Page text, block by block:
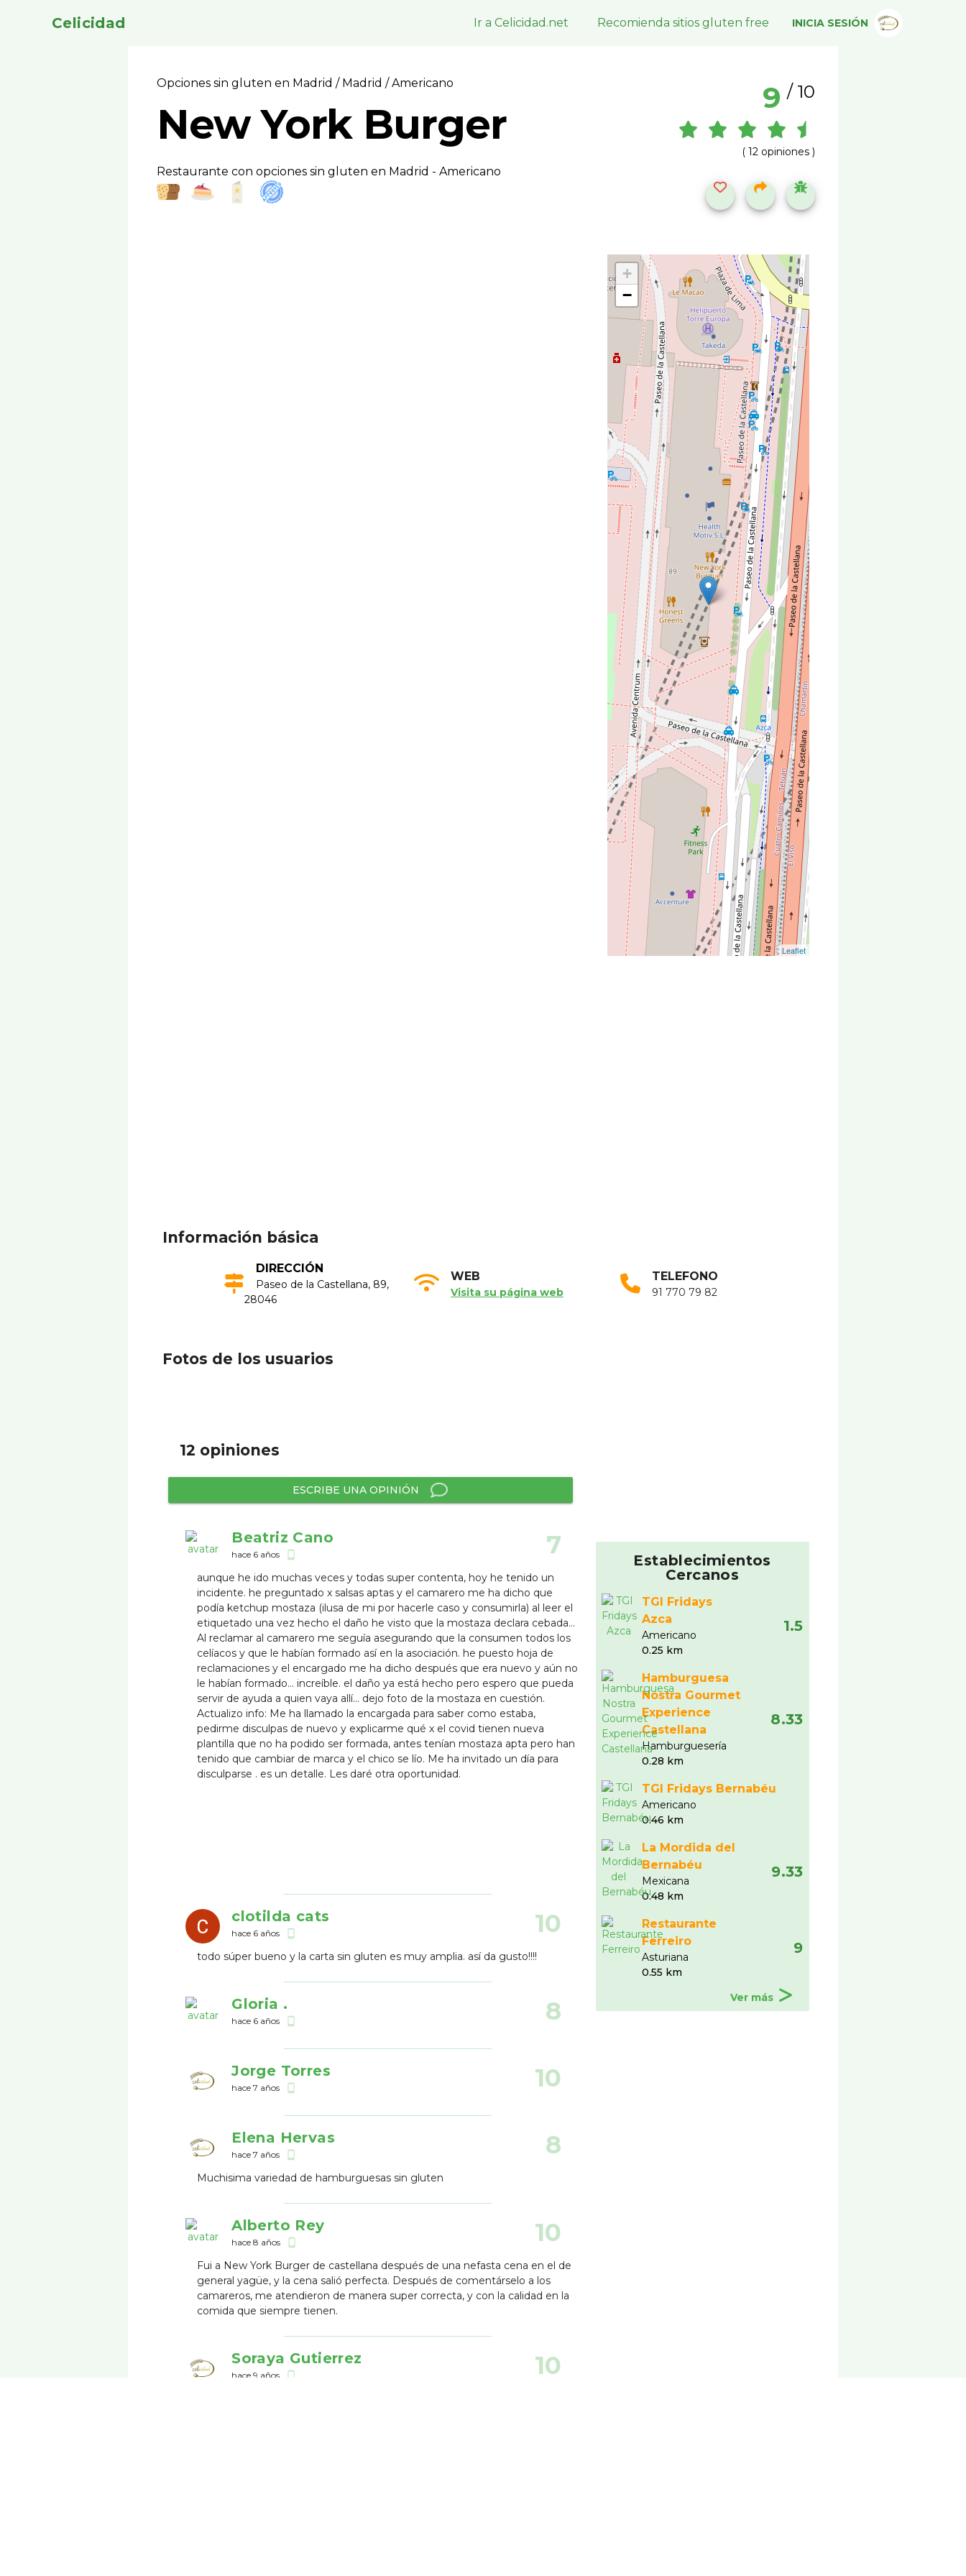
Celicidad Ir a Celicidad.net Recomienda sitios gluten free INICIA SESIÓN
Opciones sin gluten en Madrid/ Madrid / Americano
New York Burger
Restaurante con opciones sin gluten en Madrid - Americano
9 / 10
( 12 opiniones )
+
−
Leaflet
Información básica
DIRECCIÓN
Paseo de la Castellana, 89,
28046
WEB
Visita su página web
TELEFONO
91 770 79 82
Fotos de los usuarios
12 opiniones
ESCRIBE UNA OPINIÓN
Beatriz Cano
hace 6 años phone_android 7
aunque he ido muchas veces y todas super contenta, hoy he tenido un
incidente. he preguntado x salsas aptas y el camarero me ha dicho que
podía ketchup mostaza (ilusa de mi por hacerle caso y consumirla) al leer el
etiquetado una vez hecho el daño he visto que la mostaza declara cebada...
Al reclamar al camarero me seguía asegurando que la consumen todos los
celíacos y que le habían formado así en la asociación. he puesto hoja de
reclamaciones y el encargado me ha dicho después que era nuevo y aún no
le habían formado... increíble. el daño ya está hecho pero espero que pueda
servir de ayuda a quien vaya allí... dejo foto de la mostaza en cuestión.
Actualizo info: Me ha llamado la encargada para saber como estaba,
pedirme disculpas de nuevo y explicarme qué x el covid tienen nueva
plantilla que no ha podido ser formada, antes tenían mostaza apta pero han
tenido que cambiar de marca y el chico se lío. Me ha invitado un día para
disculparse . es un detalle. Les daré otra oportunidad.
clotilda cats
hace 6 años phone_android 10
todo súper bueno y la carta sin gluten es muy amplia. así da gusto!!!!
Gloria .
hace 6 años phone_android 8
Jorge Torres
hace 7 años phone_android 10
Elena Hervas
hace 7 años phone_android 8
Muchisima variedad de hamburguesas sin gluten
Alberto Rey
hace 8 años phone_android 10
Fui a New York Burger de castellana después de una nefasta cena en el de
general yagüe, y la cena salió perfecta. Después de comentárselo a los
camareros, me atendieron de manera super correcta, y con la calidad en la
comida que siempre tienen.
Soraya Gutierrez
hace 9 años phone_android 10
Establecimientos
Cercanos
TGI Fridays
Azca
Americano
0.25 km
1.5
Hamburguesa
Nostra Gourmet
Experience
Castellana
Hamburgueserí­a
0.28 km
8.33
TGI Fridays Bernabéu
Americano
0.46 km
La Mordida del
Bernabéu
Mexicana
0.48 km
9.33
Restaurante
Ferreiro
Asturiana
0.55 km
9
Ver más